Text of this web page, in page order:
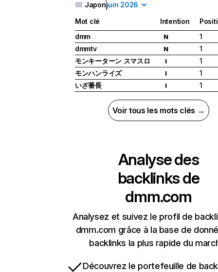
Japonjuin 2026
Mot clé Intention
dmm
N
1
dmmtv
N
1
モンキーターン スマスロ
I
1
モンハンライズ
I
1
いざ番長
I 1
Voir tous les mots clés →
Analyse des
backlinks de
dmm.com
Analysez et suivez le profil de
dmm.com grâce à la base de
backlinks la plus rapide du
Découvrez le portefeuille de